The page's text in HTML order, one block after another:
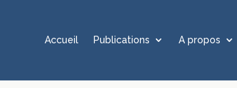
Accueil Publications A propos